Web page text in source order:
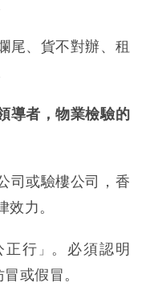
尾、貨不對辦、租
導者，物業檢驗的
司或驗樓公司，香
力。
正行 」 。必須認明
冒或假冒。